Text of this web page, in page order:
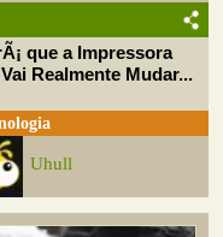
que a Impressora
Realmente Mudar...
Uhull